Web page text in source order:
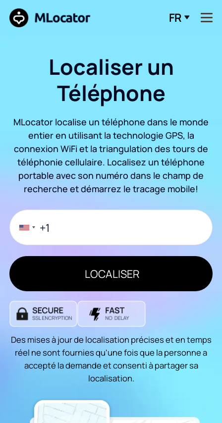
FR
Localiser un
Téléphone
MLocator localise un téléphone dans le monde
entier en utilisant la technologie GPS, la
connexion WiFi et la triangulation des tours de
téléphonie cellulaire. Localisez un téléphone
portable avec son numéro dans le champ de
recherche et démarrez le tracage mobile!
LOCALISER
Des mises à jour de localisation précises et en temps
réel ne sont fournies qu'une fois que la personne a
accepté la demande et consenti à partager sa
localisation.